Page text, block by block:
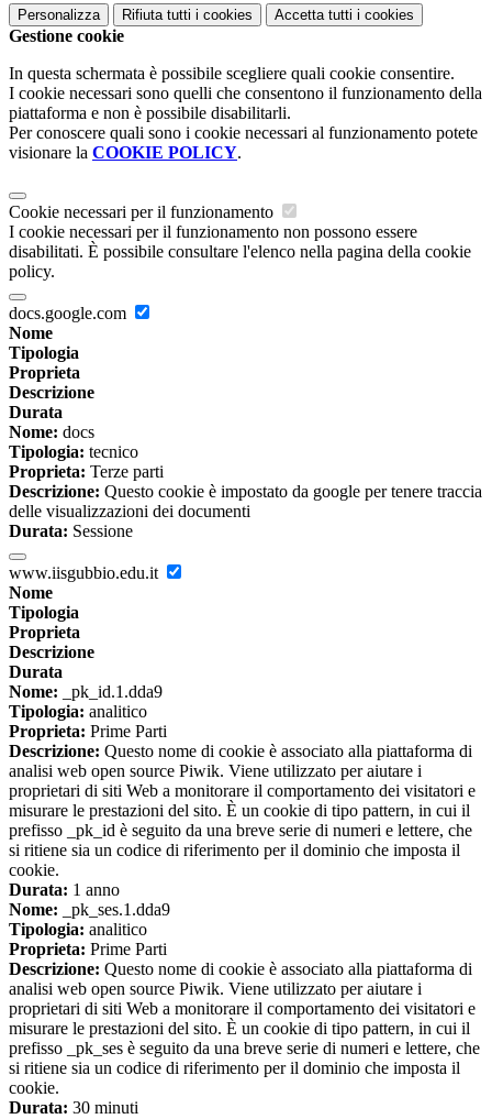
Personalizza Rifiuta tutti i cookies Accetta tutti i cookies
Gestione cookie
In questa schermata è possibile scegliere quali cookie consentire.
I cookie necessari sono quelli che consentono il funzionamento della
piattaforma e non è possibile disabilitarli.
Per conoscere quali sono i cookie necessari al funzionamento potete
visionare la COOKIE POLICY.
Cookie necessari per il funzionamento
I cookie necessari per il funzionamento non possono essere
disabilitati. È possibile consultare l'elenco nella pagina della cookie
policy.
docs.google.com
Nome
Tipologia
Proprieta
Descrizione
Durata
Nome: docs
Tipologia: tecnico
Proprieta: Terze parti
Descrizione: Questo cookie è impostato da google per tenere traccia
delle visualizzazioni dei documenti
Durata: Sessione
www.iisgubbio.edu.it
Nome
Tipologia
Proprieta
Descrizione
Durata
Nome: _pk_id.1.dda9
Tipologia: analitico
Proprieta: Prime Parti
Descrizione: Questo nome di cookie è associato alla piattaforma di
analisi web open source Piwik. Viene utilizzato per aiutare i
proprietari di siti Web a monitorare il comportamento dei visitatori e
misurare le prestazioni del sito. È un cookie di tipo pattern, in cui il
prefisso _pk_id è seguito da una breve serie di numeri e lettere, che
si ritiene sia un codice di riferimento per il dominio che imposta il
cookie.
Durata: 1 anno
Nome: _pk_ses.1.dda9
Tipologia: analitico
Proprieta: Prime Parti
Descrizione: Questo nome di cookie è associato alla piattaforma di
analisi web open source Piwik. Viene utilizzato per aiutare i
proprietari di siti Web a monitorare il comportamento dei visitatori e
misurare le prestazioni del sito. È un cookie di tipo pattern, in cui il
prefisso _pk_ses è seguito da una breve serie di numeri e lettere, che
si ritiene sia un codice di riferimento per il dominio che imposta il
cookie.
Durata: 30 minuti